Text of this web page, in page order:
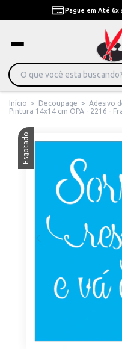
Pague em Até 6x
Início > Decoupage > Adesivo
Pintura 14x14 cm OPA - 2216 -
Esgotado